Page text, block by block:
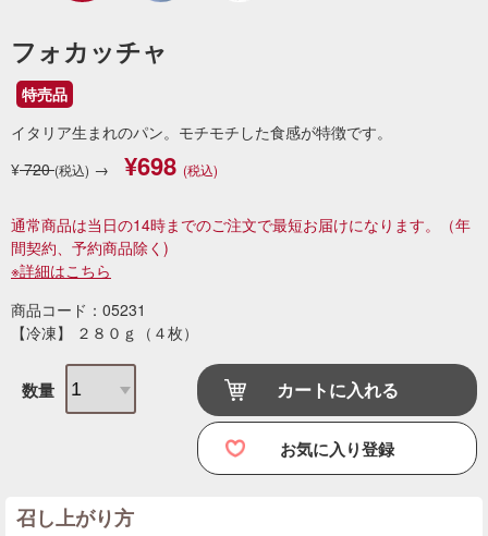
フォカッチャ
特売品
イタリア生まれのパン。モチモチした食感が特徴です。
¥720(税込) → ¥698 (税込)
通常商品は当日の14時までのご注文で最短お届けになります。
（年
間契約、予約商品除く)
※詳細はこちら
商品コード：05231
【冷凍】 ２８０ｇ（４枚）
数量 カートに入れる
お気に入り登録
召し上がり方